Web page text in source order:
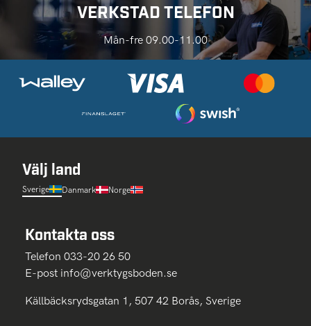
VERKSTAD TELEFON
Mån-fre 09.00-11.00
Välj land
Sverige Danmark Norge
Kontakta oss
Telefon 033-20 26 50
E-post info@verktygsboden.se
Källbäcksrydsgatan 1, 507 42 Borås, Sverige